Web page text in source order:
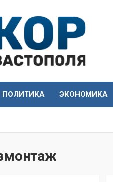
ПОЛИТИКА ЭКОНОМИКА